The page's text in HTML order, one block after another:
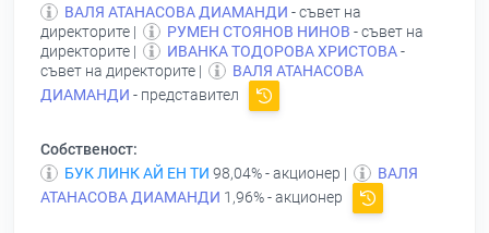
ВАЛЯ АТАНАСОВА ДИАМАНДИ - съвет на
директорите |
РУМЕН СТОЯНОВ НИНОВ - съвет на
директорите |
ИВАНКА ТОДОРОВА ХРИСТОВА-
съвет на директорите |
ВАЛЯ АТАНАСОВА
ДИАМАНДИ - представител
Собственост:
БУК ЛИНК АЙ ЕН ТИ 98,04% - акционер |
ВАЛЯ
АТАНАСОВА ДИАМАНДИ 1,96% - акционер